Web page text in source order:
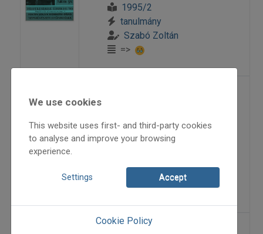
1995/2
tanulmány
Szabó Zoltán
=>
Az életét is színesíti
1995
1995/2
K. Tóth László
=>
We use cookies
This website uses first- and third-party cookies
to analyse and improve your browsing
experience.
Settings Accept
Cookie Policy